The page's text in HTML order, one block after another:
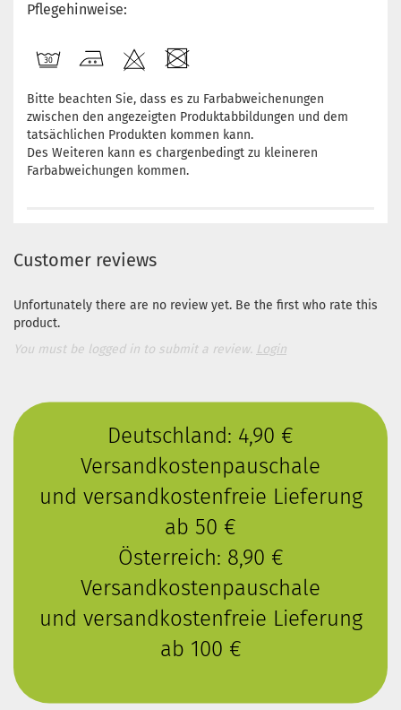
Pflegehinweise:
Bitte beachten Sie, dass es zu Farbabweichenungen
zwischen den angezeigten Produktabbildungen und dem
tatsächlichen Produkten kommen kann.
Des Weiteren kann es chargenbedingt zu kleineren
Farbabweichungen kommen.
Customer reviews
Unfortunately there are no review yet. Be the first who rate this
product.
You must be logged in to submit a review. Login
Deutschland: 4,90 €
Versandkostenpauschale
und versandkostenfreie Lieferung
ab 50 €
Österreich: 8,90 €
Versandkostenpauschale
und versandkostenfreie Lieferung
ab 100 €